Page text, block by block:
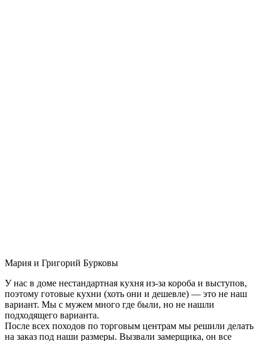
Мария и Григорий Бурковы
У нас в доме нестандартная кухня из-за короба и выступов,
поэтому готовые кухни (хоть они и дешевле) — это не наш
вариант. Мы с мужем много где были, но не нашли
подходящего варианта.
После всех походов по торговым центрам мы решили делать
на заказ под наши размеры. Вызвали замерщика, он все